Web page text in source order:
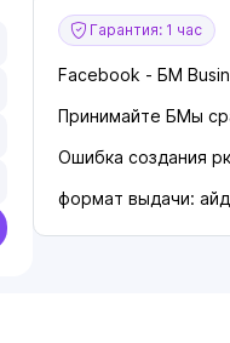
Гарантия: 1 час
Facebook - БM
Принимайте БМы
Ошибка создания
формат выдачи: